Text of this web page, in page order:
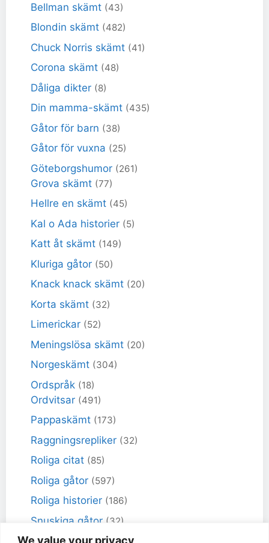
We value your privacy
Bellman skämt (43)
Blondin skämt (482)
Chuck Norris skämt (41)
Corona skämt (48)
Dåliga dikter (8)
Din mamma-skämt (435)
Gåtor för barn (38)
Gåtor för vuxna (25)
Göteborgshumor (261)
Grova skämt (77)
Hellre en skämt (45)
Kal o Ada historier (5)
Katt åt skämt (149)
Kluriga gåtor (50)
Knack knack skämt (20)
Korta skämt (32)
Limerickar (52)
Meningslösa skämt (20)
Norgeskämt (304)
Ordspråk (18)
Ordvitsar (491)
Pappaskämt (173)
Raggningsrepliker (32)
Roliga citat (85)
Roliga gåtor (597)
Roliga historier (186)
Snuskiga gåtor (32)